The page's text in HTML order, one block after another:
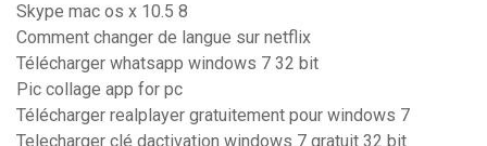
Skype mac os x 10.5 8
Comment changer de langue sur netflix
Télécharger whatsapp windows 7 32 bit
Pic collage app for pc
Télécharger realplayer gratuitement pour windows 7
Telecharger clé dactivation windows 7 gratuit 32 bit